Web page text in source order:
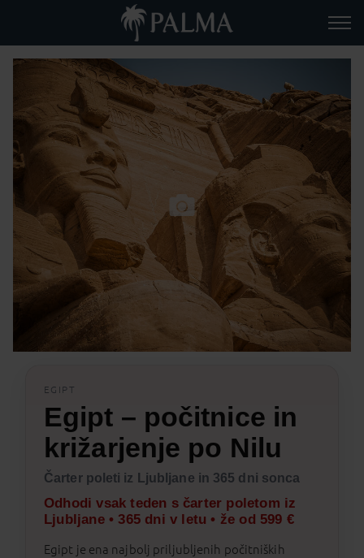
EGIPT
Egipt – počitnice in
križarjenje po Nilu
Čarter poleti iz Ljubljane in 365 dni sonca
Odhodi vsak teden s čarter poletom iz
Ljubljane • 365 dni v letu • že od 599 €
Egipt je ena najbolj priljubljenih počitniških